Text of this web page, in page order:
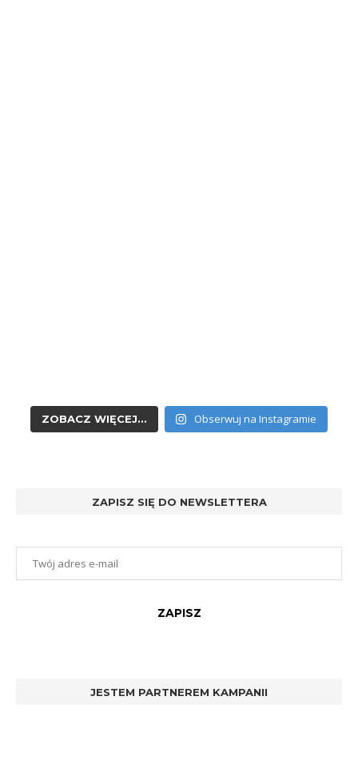
ZOBACZ WIĘCEJ... Obserwuj na Instagramie
ZAPISZ SIĘ DO NEWSLETTERA
JESTEM PARTNEREM KAMPANII